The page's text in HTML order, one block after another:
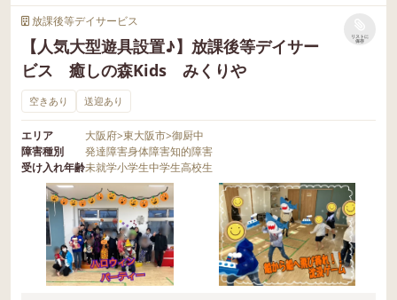
放課後等デイサービス
【人気大型遊具設置♪】放課後等デイサー
ビス 癒しの森Kids みくりや
リストに
保存
空きあり 送迎あり
エリア 大阪府>東大阪市>御厨中
障害種別
発達障害身体障害知的障害
受け入れ年齢未就学小学生中学生高校生